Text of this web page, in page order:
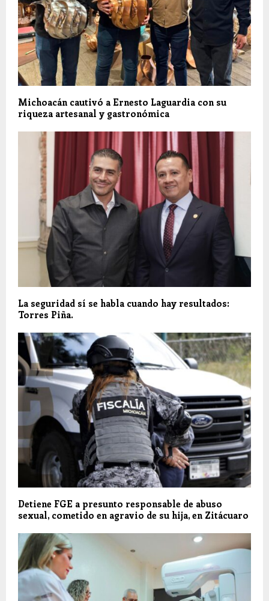
Michoacán cautivó a Ernesto Laguardia con su
riqueza artesanal y gastronómica
La seguridad sí se habla cuando hay resultados:
Torres Piña.
Detiene FGE a presunto responsable de abuso
sexual, cometido en agravio de su hija, en Zitácuaro